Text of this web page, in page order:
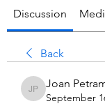
Discussion
Back
Joan Petramale
Joan
September